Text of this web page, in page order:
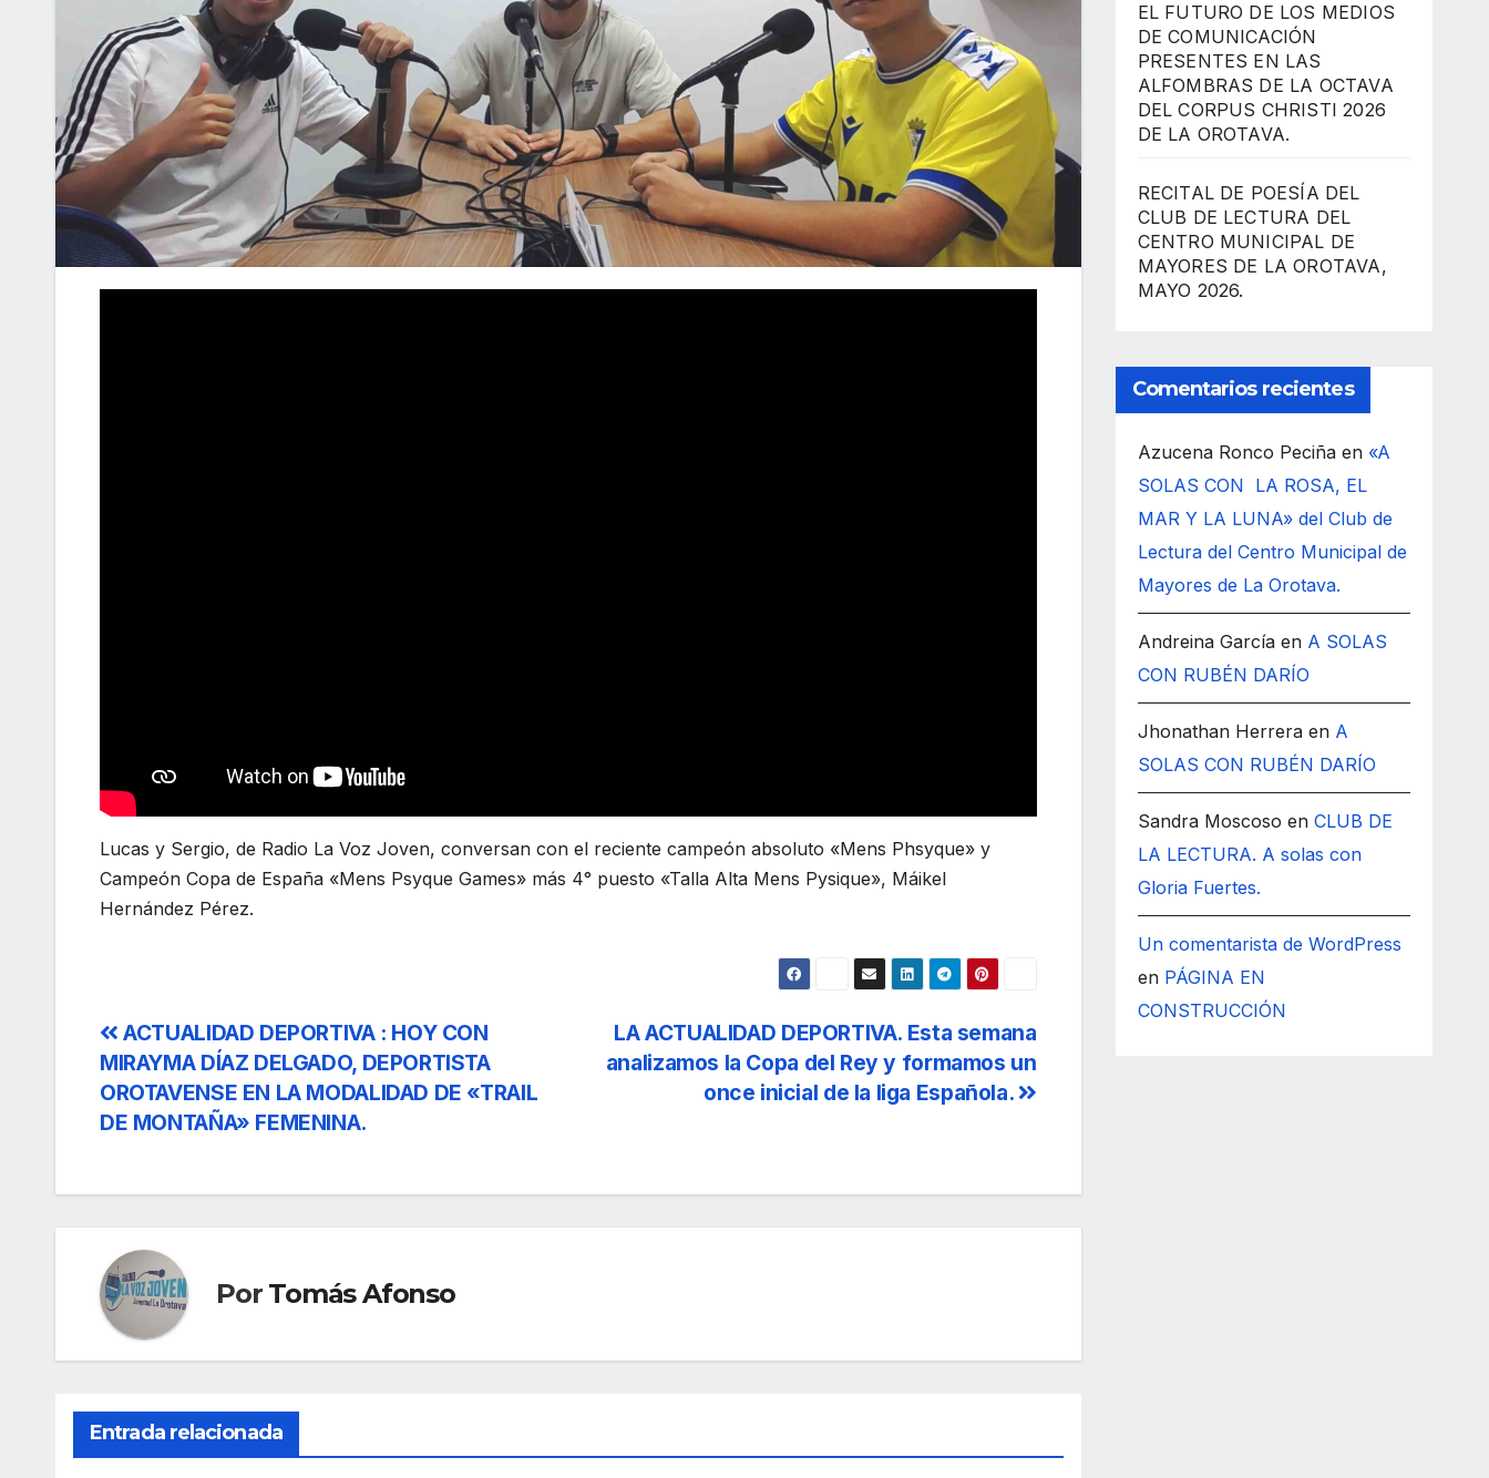
Lucas y Sergio, de Radio La Voz Joven, conversan con el reciente campeón absoluto «Mens Phsyque» y
Campeón Copa de España «Mens Psyque Games» más 4° puesto «Talla Alta Mens Pysique», Máikel
Hernández Pérez.
Navegación
de
entradas
LA ACTUALIDAD DEPORTIVA. Esta semana
analizamos la Copa del Rey y formamos un
once inicial de la liga Española.
ACTUALIDAD DEPORTIVA : HOY CON
MIRAYMA DÍAZ DELGADO, DEPORTISTA
OROTAVENSE EN LA MODALIDAD DE «TRAIL
DE MONTAÑA» FEMENINA.
Por Tomás Afonso
Entrada relacionada
EL FUTURO DE LOS MEDIOS
DE COMUNICACIÓN
PRESENTES EN LAS
ALFOMBRAS DE LA OCTAVA
DEL CORPUS CHRISTI 2026
DE LA OROTAVA.
RECITAL DE POESÍA DEL
CLUB DE LECTURA DEL
CENTRO MUNICIPAL DE
MAYORES DE LA OROTAVA,
MAYO 2026.
Comentarios recientes
Azucena Ronco Peciñaen «A
SOLAS CON LA ROSA, EL
MAR Y LA LUNA» del Club de
Lectura del Centro Municipal de
Mayores de La Orotava.
Andreina Garcíaen A SOLAS
CON RUBÉN DARÍO
Jhonathan Herreraen A
SOLAS CON RUBÉN DARÍO
Sandra Moscoso en CLUB DE
LA LECTURA. A solas con
Gloria Fuertes.
Un comentarista de WordPress
en PÁGINA EN
CONSTRUCCIÓN